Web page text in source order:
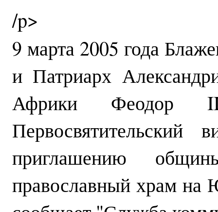
/p>
9 марта 2005 года
и Патриарх
Африки Феодор
приглашению
православный храм на